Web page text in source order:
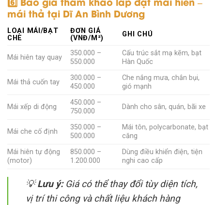
mái thả tại Dĩ An Bình Dương
LOẠI MÁI/BẠT
CHE
ĐƠN GIÁ
(VNĐ/M²)
GHI CHÚ
Mái hiên tay quay
350.000 –
550.000
Cấu trúc sắt mạ kẽm, bạt
Hàn Quốc
Mái thả cuốn tay
300.000 –
450.000
Che nắng mưa, chắn bụi,
gió mạnh
Mái xếp di động
450.000 –
750.000
Dành cho sân, quán, bãi xe
Mái che cố định
350.000 –
500.000
Mái tôn, polycarbonate, bạt
căng
Mái hiên tự động
(motor)
850.000 –
1.200.000
Dùng điều khiển điện, tiện
nghi cao cấp
💡Lưu ý:Giá có thể thay đổi tùy diện tích,
vị trí thi công và chất liệu khách hàng